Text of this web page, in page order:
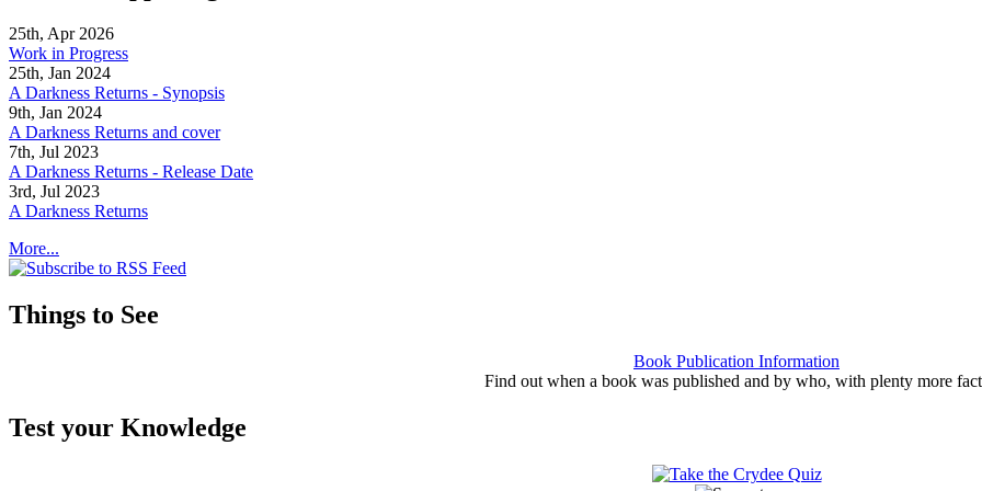
25th, Apr 2026
Work in Progress
25th, Jan 2024
A Darkness Returns - Synopsis
9th, Jan 2024
A Darkness Returns and cover
7th, Jul 2023
A Darkness Returns - Release Date
3rd, Jul 2023
A Darkness Returns
More...
Things to See
Book Publication Information
Find out when a book was published and by who, with plenty more
Test your Knowledge